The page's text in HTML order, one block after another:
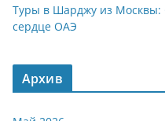
Туры в Шарджу из Москвы:
сердце ОАЭ
Архив